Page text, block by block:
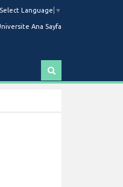
Select Language ▼
Ana Sayfa
r